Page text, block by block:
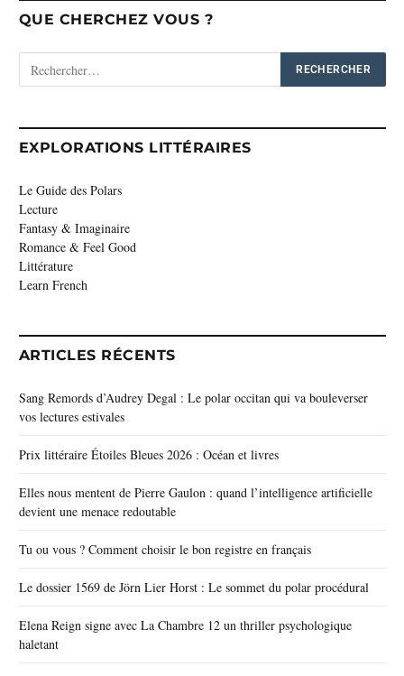
QUE CHERCHEZ VOUS ?
EXPLORATIONS LITTÉRAIRES
Le Guide des Polars
Lecture
Fantasy & Imaginaire
Romance & Feel Good
Littérature
Learn French
ARTICLES RÉCENTS
Sang Remords d’Audrey Degal : Le polar occitan qui va bouleverser
vos lectures estivales
Prix littéraire Étoiles Bleues 2026 : Océan et livres
Elles nous mentent de Pierre Gaulon : quand l’intelligence artificielle
devient une menace redoutable
Tu ou vous ? Comment choisir le bon registre en français
Le dossier 1569 de Jörn Lier Horst : Le sommet du polar procédural
Elena Reign signe avec La Chambre 12 un thriller psychologique
haletant